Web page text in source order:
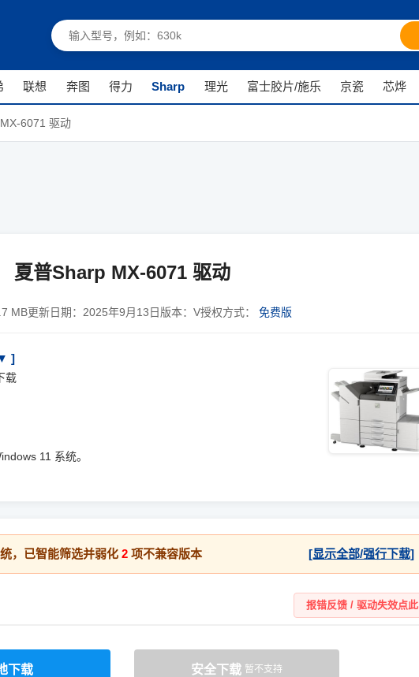
联想 奔图 得力 Sharp 理光 富士胶片/施乐 京瓷 芯烨
6071 驱动
夏普Sharp MX-6071 驱动
MB更新日期： 2025年9月13日 版本： V授权方式： 免费版
]
载
11 系统。
，已智能筛选并弱化 2 项不兼容版本 [显示全部/强行下载]
报错反馈 / 驱动失效点此
下载 安全下载 暂不支持